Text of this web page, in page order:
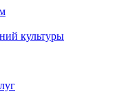
культуры